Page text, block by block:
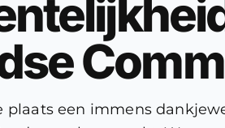
plaats een immens